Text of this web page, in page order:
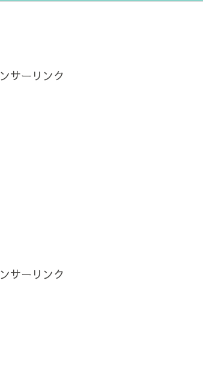
サーリンク
サーリンク